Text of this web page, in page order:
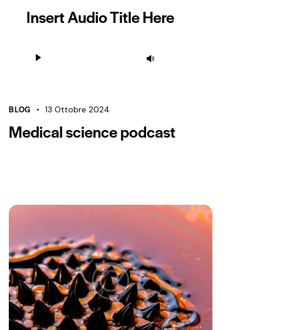
Insert Audio Title Here
Player
per
il
volume.
BLOG 13 Ottobre 2024
Medical science podcast